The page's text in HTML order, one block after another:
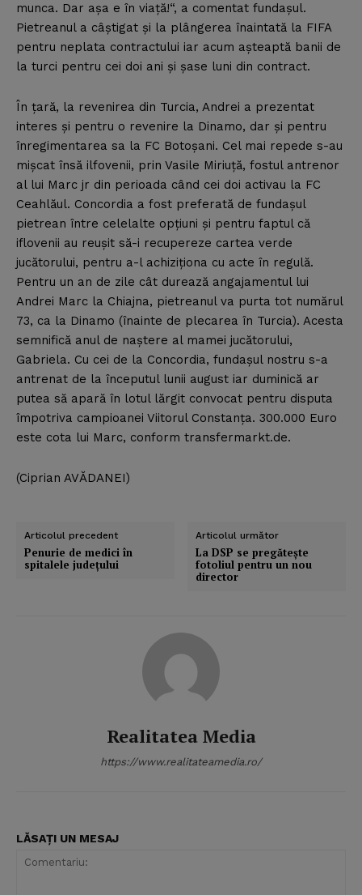
munca. Dar aşa e în viaţă!“, a comentat fundaşul.
Pietreanul a câştigat şi la plângerea înaintată la FIFA
pentru neplata contractului iar acum aşteaptă banii de
la turci pentru cei doi ani şi şase luni din contract.
În ţară, la revenirea din Turcia, Andrei a prezentat
interes şi pentru o revenire la Dinamo, dar şi pentru
înregimentarea sa la FC Botoşani. Cel mai repede s-au
mişcat însă ilfovenii, prin Vasile Miriuţă, fostul antrenor
al lui Marc jr din perioada când cei doi activau la FC
Ceahlăul. Concordia a fost preferată de fundaşul
pietrean între celelalte opţiuni şi pentru faptul că
iflovenii au reuşit să-i recupereze cartea verde
jucătorului, pentru a-l achiziţiona cu acte în regulă.
Pentru un an de zile cât durează angajamentul lui
Andrei Marc la Chiajna, pietreanul va purta tot numărul
73, ca la Dinamo (înainte de plecarea în Turcia). Acesta
semnifică anul de naştere al mamei jucătorului,
Gabriela. Cu cei de la Concordia, fundaşul nostru s-a
antrenat de la începutul lunii august iar duminică ar
putea să apară în lotul lărgit convocat pentru disputa
împotriva campioanei Viitorul Constanţa. 300.000 Euro
este cota lui Marc, conform transfermarkt.de.
(Ciprian AVĂDANEI)
Articolul precedent
Penurie de medici în
spitalele judeţului
Articolul următor
La DSP se pregăteşte
fotoliul pentru un nou
director
Realitatea Media
https://www.realitateamedia.ro/
LĂSAȚI UN MESAJ